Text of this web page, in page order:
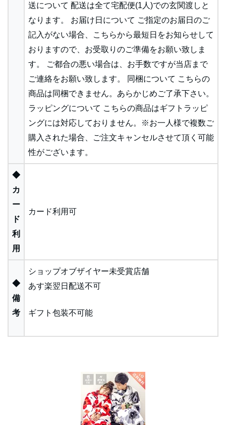
送について 配送は全て宅配便(1人)での玄関渡しと
なります。 お届け日について ご指定のお届日のご
記入がない場合、こちらから最短日をお知らせして
おりますので、お受取りのご準備をお願い致しま
す。 ご都合の悪い場合は、お手数ですが当店まで
ご連絡をお願い致します。 同梱について こちらの
商品は同梱できません。あらかじめご了承下さい。
ラッピングについて こちらの商品はギフトラッピ
ングには対応しておりません。※お一人様で複数ご
購入された場合、ご注文キャンセルさせて頂く可能
性がございます。
◆
カ
ー
ド
利
用
カード利用可
◆
備
考
ショップオブザイヤー未受賞店舗
あす楽翌日配送不可
ギフト包装不可能